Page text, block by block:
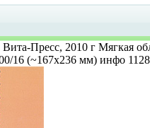
Пресс, 2010 г Мягкая
16 (~167x236 мм) инфо